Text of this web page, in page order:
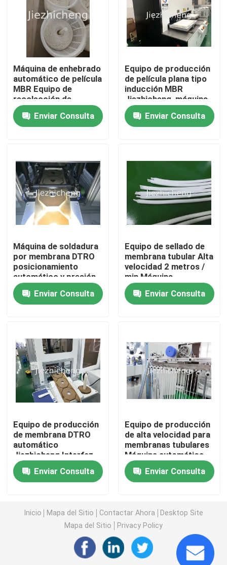
En casa
Productos
Los vídeos
Recorrido por la fábrica
Control de calidad
Solicitar una cita
Empaquetadoras del aparato médico
Bolso médico que hace la máquina
Producción de la membrana
Máquina de la fabricación del bolso de la orina
Cajón plástico que hace la máquina
Equipo de fabricación de la membrana
IV máquina de la asamblea de la cánula
Máquina de enhebrado
automático de película
MBR Equipo de
recolección de
membrana de fibra
hueca GLM008
Enviar Consulta
Equipo de producción
de película plana tipo
inducción MBR
Jiezhicheng, máquina
de soldadura de
membrana de lámina
plana de doble
Enviar Consulta
Máquina de soldadura
por membrana DTRO
posicionamiento
automático y presión
película blanda equipo
de prensa ultrasónica
GLM003
Enviar Consulta
Equipo de sellado de
membrana tubular Alta
velocidad 2 metros /
min Máquina
automática de carga y
soldadura para
membrana tubular
Enviar Consulta
Equipo de producción
de membrana DTRO
automático
Jiezhicheng Interfaz
de operación fácil
Máquina de
producción de película
GLM006
Enviar Consulta
Equipo de producción
de alta velocidad para
membranas tubulares
Máquina automática
de montaje de
películas de
tratamiento de agua
Enviar Consulta
Inicio Mapa del Sitio Contactar Ahora
Desktop Site
Mapa del Sitio
Privacy Policy